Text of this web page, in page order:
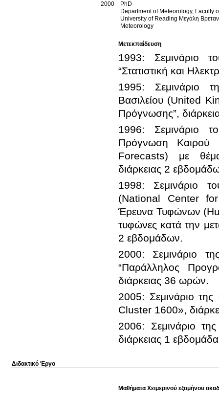
2000
PhD
Department of Meteorology, Faculty
University of Reading Μεγάλη
Meteorology
Μετεκπαίδευση
1993: Σεμινάριο
1995: Σεμινάριο
Βασιλείου (United
1996: Σεμινάριο
Πρόγνωση Καιρού
Forecasts) με θέμα
1998: Σεμινάριο
(National Center
Έρευνα Τυφώνων
τυφώνες κατά την
2000: Σεμινάριο
“Παράλληλος
2005: Σεμινάριο
2006: Σεμινάριο
διάρκειας 1
Διδακτικό Έργο
Μαθήματα Χειμερινού εξαμήνου